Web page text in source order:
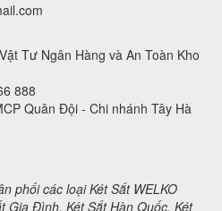
Tư Ngân Hàng và An Toàn Kho
888
Quân Đội - Chi nhánh Tây Hà
phối các loại Két Sắt WELKO
Gia Đình, Két Sắt Hàn Quốc, Két